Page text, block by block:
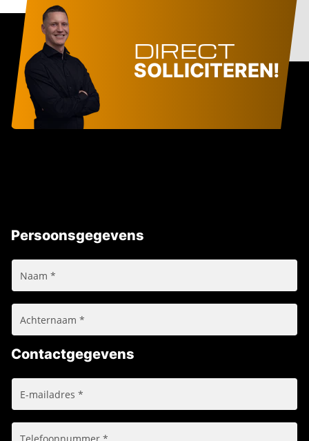
DIRECT
SOLLICITEREN!
Persoonsgegevens
Contactgegevens